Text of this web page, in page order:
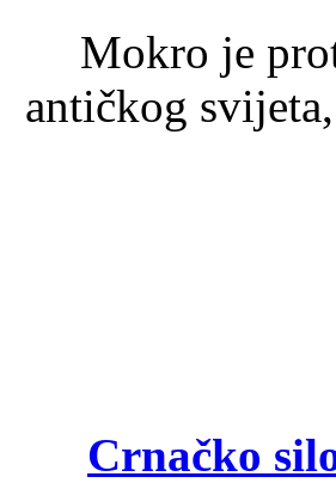
Mokro je
antičkog
Crnačko